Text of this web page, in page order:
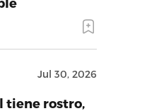
Jul 30, 2026
tiene rostro,